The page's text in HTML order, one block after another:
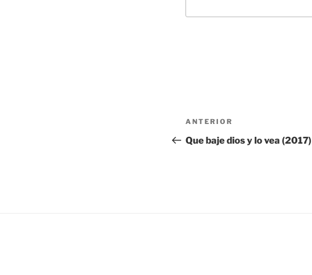
Navegación
de
Entrada
anterior:
ANTERIOR
Que baje dios y lo vea (2017)